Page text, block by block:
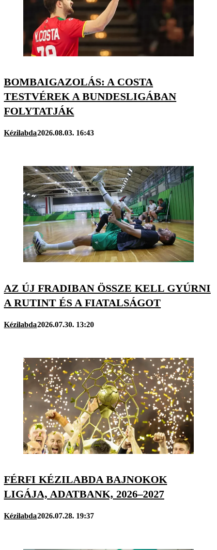
BOMBAIGAZOLÁS: A COSTA
TESTVÉREK A BUNDESLIGÁBAN
FOLYTATJÁK
Kézilabda2026.08.03. 16:43
AZ ÚJ FRADIBAN ÖSSZE KELL GYÚRNI
A RUTINT ÉS A FIATALSÁGOT
Kézilabda2026.07.30. 13:20
FÉRFI KÉZILABDA BAJNOKOK
LIGÁJA, ADATBANK, 2026–2027
Kézilabda2026.07.28. 19:37